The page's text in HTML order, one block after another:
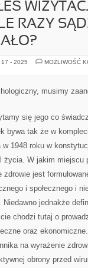
RAZY
17 - 2025
MOŻLIWOŚĆ
musimy
się jego co
bywa tak że w
w 1948 roku w
życia. W jakim miejscu
jest
i społecznego i
jednakże
chodzi tutaj o
oraz
na wyrażenie
obrony przed